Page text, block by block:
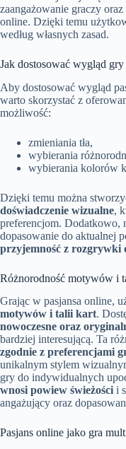
zaangażowanie graczy
online. Dzięki temu
według własnych zasad.
Jak dostosować wygląd
Aby dostosować wygląd
warto skorzystać z
możliwość:
zmieniania tła,
wybierania
wybierania kolorów
Dzięki temu można
doświadczenie wizualne,
preferencjom. Dodatkowo,
dopasowanie do aktualnej
przyjemność z rozgrywki
Różnorodność motywów i
Grając w pasjansa online,
motywów i talii kart.
nowoczesne oraz
bardziej interesującą. Ta
zgodnie z preferencjami
unikalnym stylem
gry do indywidualnych
wnosi powiew świeżości i
angażujący oraz
Pasjans online jako gra